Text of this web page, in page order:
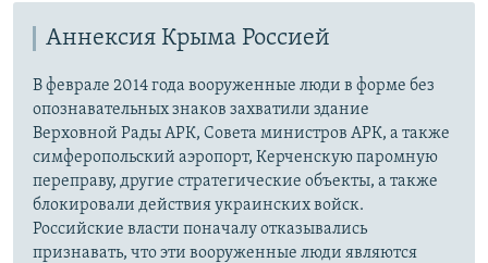
Аннексия Крыма Россией
В феврале 2014 года вооруженные люди в форме без
опознавательных знаков захватили здание
Верховной Рады АРК, Совета министров АРК, а также
симферопольский аэропорт, Керченскую паромную
переправу, другие стратегические объекты, а также
блокировали действия украинских войск.
Российские власти поначалу отказывались
признавать, что эти вооруженные люди являются